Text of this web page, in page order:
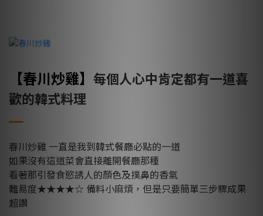
【春川炒雞】 每個人心中肯定都有一道喜
歡的韓式料理
春川炒雞 一直是我到韓式餐廳必點的一道
如果沒有這道菜會直接離開餐廳那種
看著那引發食慾誘人的顏色及撲鼻的香氣
難易度★★★★☆ 備料小麻煩，但是只要簡單三步驟成果
超讚